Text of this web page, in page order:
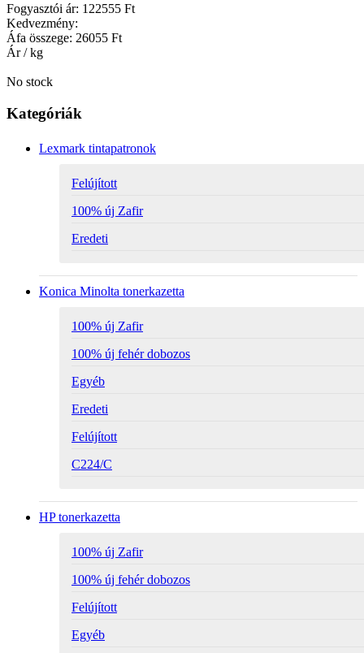
Fogyasztói ár: 122555 Ft
Kedvezmény:
Áfa összege: 26055 Ft
Ár / kg
No stock
Kategóriák
Lexmark tintapatronok
Felújított
100% új Zafir
Eredeti
Konica Minolta tonerkazetta
100% új Zafir
100% új fehér dobozos
Egyéb
Eredeti
Felújított
C224/C
HP tonerkazetta
100% új Zafir
100% új fehér dobozos
Felújított
Egyéb